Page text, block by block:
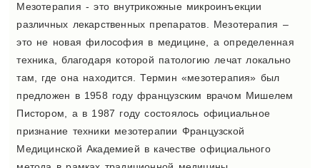
Мезотерапия - это внутрикожные микроинъекции
различных лекарственных препаратов. Мезотерапия –
это не новая философия в медицине, а определенная
техника, благодаря которой патологию лечат локально
там, где она находится. Термин «мезотерапия» был
предложен в 1958 году французским врачом Мишелем
Пистором, а в 1987 году состоялось официальное
признание техники мезотерапии Французской
Медицинской Академией в качестве официального